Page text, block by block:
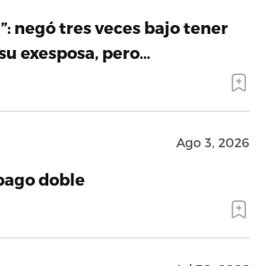
negó tres veces bajo tener
exesposa, pero…
Ago 3, 2026
doble